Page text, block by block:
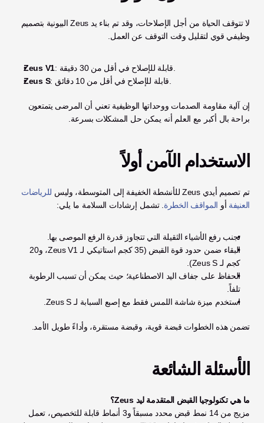
وظيفي قوي لتقليل وقت التوقف عن العمل.
Zeus V1
Zeus S
براحة بال أكبر مع العلم أنه يمكن حل المشكلات بسرعة.
الاستخدام الآمن أولاً
تم تصميم أيدي Zeus للأنشطة الخفيفة إلى المتوسطة، وليس
العنيفة أو المواقف الخطرة . تشمل إرشادات السلامة ما يلي:
تجنب رفع الأشياء الثقيلة التي تتجاوز قدرة الرفع الموصى بها.
كجم لـ Zeus S).
تلفاً.
استخدم ميزة شاشة اللمس فقط مع إصبع السبابة لـ Zeus S.
تضمن هذه الخطوات قبضة قوية، وقبضة مستقرة، وأداءً طويل الأمد.
الأسئلة الشائعة
ما هي تكنولوجيا القبض المتقدمة ليد Zeus؟